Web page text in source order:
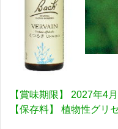
【賞味期限】 2027年4
【保存料】 植物性グリ